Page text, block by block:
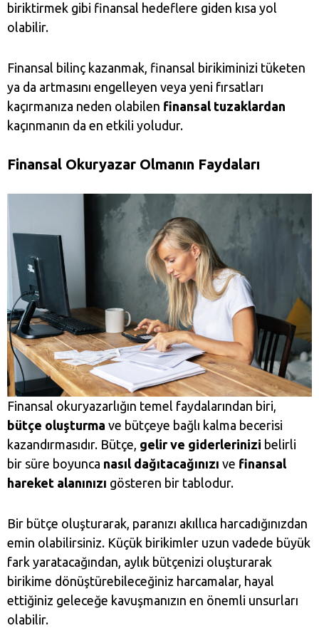
biriktirmek gibi finansal hedeflere giden kısa yol
olabilir.
Finansal bilinç kazanmak, finansal birikiminizi tüketen
ya da artmasını engelleyen veya yeni fırsatları
kaçırmanıza neden olabilen finansal tuzaklardan
kaçınmanın da en etkili yoludur.
Finansal Okuryazar Olmanın Faydaları
Finansal okuryazarlığın temel faydalarından biri,
bütçe oluşturma ve bütçeye bağlı kalma becerisi
kazandırmasıdır. Bütçe, gelir ve giderlerinizi belirli
bir süre boyunca nasıl dağıtacağınızı ve finansal
hareket alanınızı gösteren bir tablodur.
Bir bütçe oluşturarak, paranızı akıllıca harcadığınızdan
emin olabilirsiniz. Küçük birikimler uzun vadede büyük
fark yaratacağından, aylık bütçenizi oluşturarak
birikime dönüştürebileceğiniz harcamalar, hayal
ettiğiniz geleceğe kavuşmanızın en önemli unsurları
olabilir.